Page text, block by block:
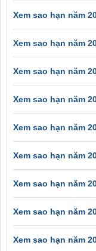
Xem sao hạn năm
Xem sao hạn năm
Xem sao hạn năm
Xem sao hạn năm
Xem sao hạn năm
Xem sao hạn năm
Xem sao hạn năm
Xem sao hạn năm
Xem sao hạn năm